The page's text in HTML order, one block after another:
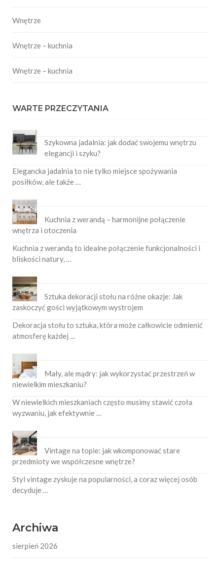
Wnętrze
Wnętrze – kuchnia
Wnętrze – kuchnia
WARTE PRZECZYTANIA
Szykowna jadalnia: jak dodać swojemu wnętrzu
elegancji i szyku?
Elegancka jadalnia to nie tylko miejsce spożywania
posiłków, ale także …
Kuchnia z werandą – harmonijne połączenie
wnętrza i otoczenia
Kuchnia z werandą to idealne połączenie funkcjonalności i
bliskości natury, …
Sztuka dekoracji stołu na różne okazje: Jak
zaskoczyć gości wyjątkowym wystrojem
Dekoracja stołu to sztuka, która może całkowicie odmienić
atmosferę każdej …
Mały, ale mądry: jak wykorzystać przestrzeń w
niewielkim mieszkaniu?
W niewielkich mieszkaniach często musimy stawić czoła
wyzwaniu, jak efektywnie …
Vintage na topie: jak wkomponować stare
przedmioty we współczesne wnętrze?
Styl vintage zyskuje na popularności, a coraz więcej osób
decyduje …
Archiwa
sierpień 2026